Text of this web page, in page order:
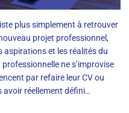
plus simplement à retrouver
projet professionnel,
aspirations et les réalités du
ne s’improvise
par refaire leur CV ou
avoir réellement défini…